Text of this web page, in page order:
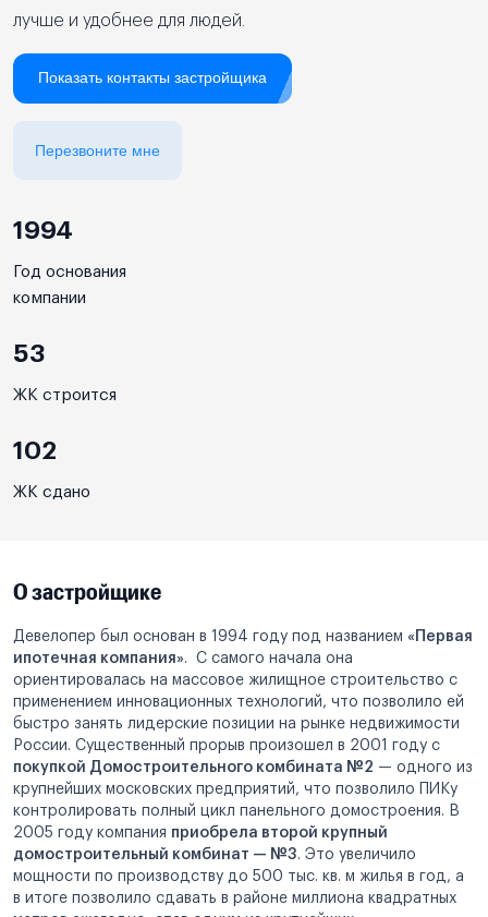
лучше и удобнее для людей.
Показать контакты застройщика
Перезвоните мне
1994
Год основания
компании
53
ЖК строится
102
ЖК сдано
О застройщике
Девелопер был основан в 1994 году под названием «Первая
ипотечная компания». С самого начала она
ориентировалась на массовое жилищное строительство с
применением инновационных технологий, что позволило ей
быстро занять лидерские позиции на рынке недвижимости
России. Существенный прорыв произошел в 2001 году с
покупкой Домостроительного комбината №2 — одного из
крупнейших московских предприятий, что позволило ПИКу
контролировать полный цикл панельного домостроения. В
2005 году компания приобрела второй крупный
домостроительный комбинат — №3. Это увеличило
мощности по производству до 500 тыс. кв. м жилья в год, а
в итоге позволило сдавать в районе миллиона квадратных